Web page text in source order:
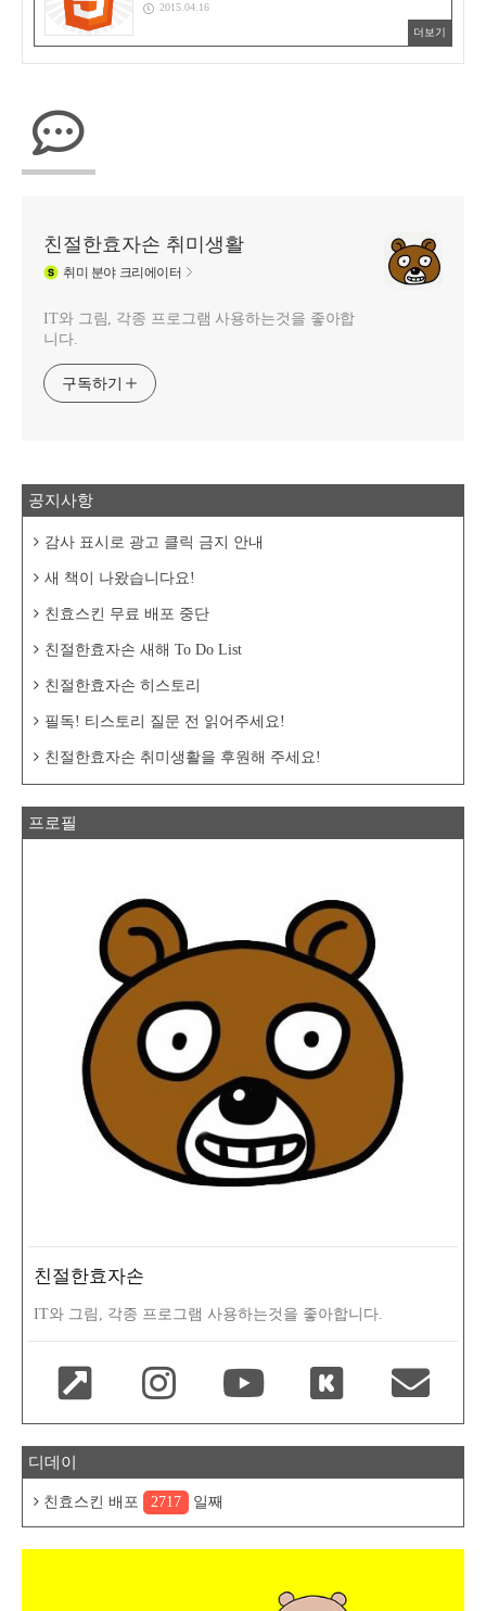
2015.04.16
더보기
친절한효자손 취미생활
취미 분야 크리에이터
IT와 그림, 각종 프로그램 사용하는것을 좋아합
니다.
구독하기
공지사항
감사 표시로 광고 클릭 금지 안내
새 책이 나왔습니다요!
친효스킨 무료 배포 중단
친절한효자손 새해 To Do List
친절한효자손 히스토리
필독! 티스토리 질문 전 읽어주세요!
친절한효자손 취미생활을 후원해 주세요!
프로필
친절한효자손
IT와 그림, 각종 프로그램 사용하는것을 좋아합니다.
디데이
친효스킨 배포 2717 일째